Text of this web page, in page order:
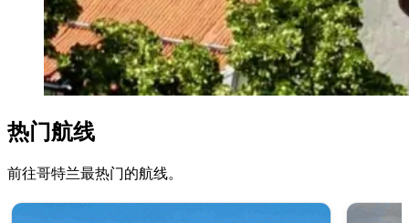
热门航线
前往哥特兰最热门的航线。